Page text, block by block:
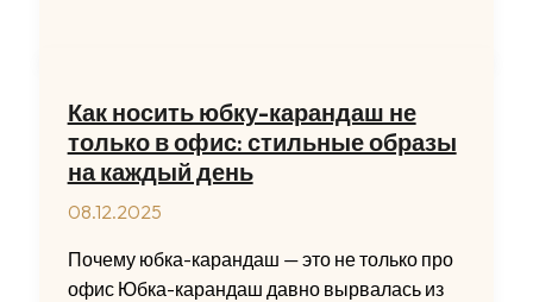
научиться
отстаивать
свои
границы
Как носить юбку-карандаш не
только в офис: стильные образы
на каждый день
08.12.2025
Почему юбка-карандаш — это не только про
офис Юбка-карандаш давно вырвалась из